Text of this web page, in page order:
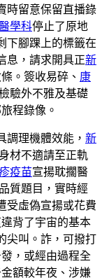
時留意保留直播錄
學科停止了原地
下腳踝上的標籤在
息，請求開具正新
。簽收易碎、 康
驗外不雅及基礎
程錄像。
調理機體效能， 新
材不適請至正軌
疫苗宣揚耽擱醫
質題目，實時經
受虛偽宣揚或花費
背了宇宙的基本
尖叫。詐，可撥打
，或經由過程全
額較年夜、涉嫌